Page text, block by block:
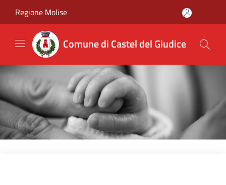
Regione Molise
Comune di Castel del Giudice